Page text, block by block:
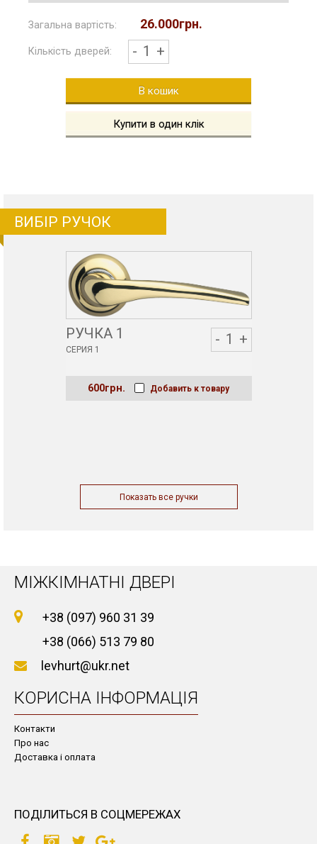
Загальна вартість: 26.000грн.
Кількість дверей: - 1 +
В кошик
Купити в один клік
ВИБІР РУЧОК
РУЧКА 1
СЕРИЯ 1
- 1 +
600грн. Добавить к товару
Показать все ручки
МІЖКІМНАТНІ ДВЕРІ
+38 (097) 960 31 39
+38 (066) 513 79 80
levhurt@ukr.net
КОРИСНА ІНФОРМАЦІЯ
Контакти
Про нас
Доставка і оплата
ПОДІЛИТЬСЯ В СОЦМЕРЕЖАХ